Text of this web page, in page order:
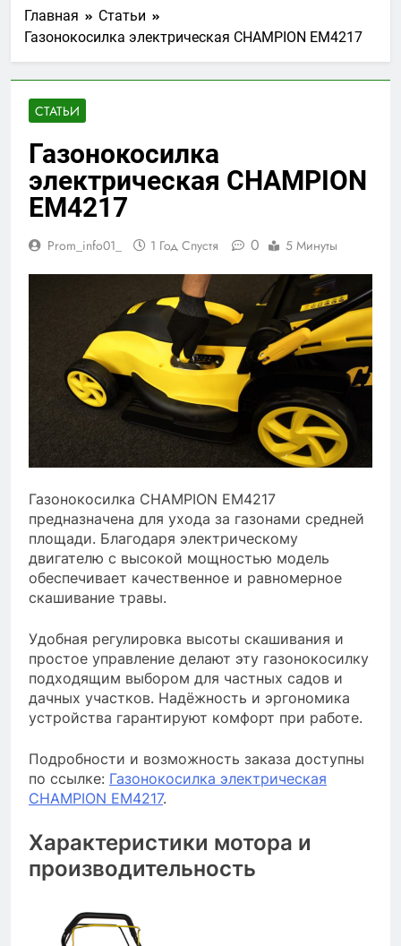
Главная
Статьи
Газонокосилка электрическая CHAMPION EM4217
СТАТЬИ
Газонокосилка
электрическая CHAMPION
EM4217
Prom_info01_ 1 Год Спустя 0 5 Минуты
Газонокосилка CHAMPION EM4217
предназначена для ухода за газонами средней
площади. Благодаря электрическому
двигателю с высокой мощностью модель
обеспечивает качественное и равномерное
скашивание травы.
Удобная регулировка высоты скашивания и
простое управление делают эту газонокосилку
подходящим выбором для частных садов и
дачных участков. Надёжность и эргономика
устройства гарантируют комфорт при работе.
Подробности и возможность заказа доступны
по ссылке: Газонокосилка электрическая
CHAMPION EM4217.
Характеристики мотора и
производительность